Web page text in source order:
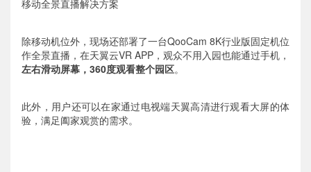
移动全景直播解决方案
除移动机位外，现场还部署了一台QooCam 8K行业版固定机位
作全景直播，在天翼云VR APP，观众不用入园也能通过手机，
左右滑动屏幕，360度观看整个园区。
此外，用户还可以在家通过电视端天翼高清进行观看大屏的体
验，满足阖家观赏的需求。